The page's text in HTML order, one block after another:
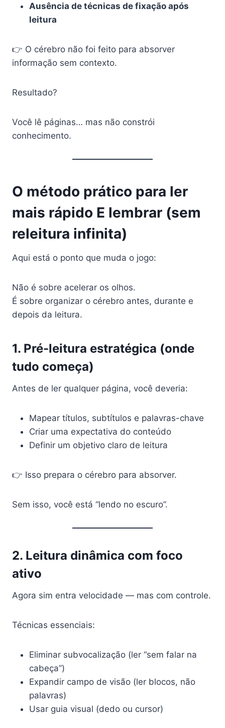
Ausência de técnicas de fixação após
leitura
👉 O cérebro não foi feito para absorver
informação sem contexto.
Resultado?
Você lê páginas… mas não constrói
conhecimento.
O método prático para ler
mais rápido E lembrar (sem
releitura infinita)
Aqui está o ponto que muda o jogo:
Não é sobre acelerar os olhos.
É sobre organizar o cérebro antes, durante e
depois da leitura.
1. Pré-leitura estratégica (onde
tudo começa)
Antes de ler qualquer página, você deveria:
Mapear títulos, subtítulos e palavras-chave
Criar uma expectativa do conteúdo
Definir um objetivo claro de leitura
👉 Isso prepara o cérebro para absorver.
Sem isso, você está “lendo no escuro”.
2. Leitura dinâmica com foco
ativo
Agora sim entra velocidade — mas com controle.
Técnicas essenciais:
Eliminar subvocalização (ler “sem falar na
cabeça”)
Expandir campo de visão (ler blocos, não
palavras)
Usar guia visual (dedo ou cursor)